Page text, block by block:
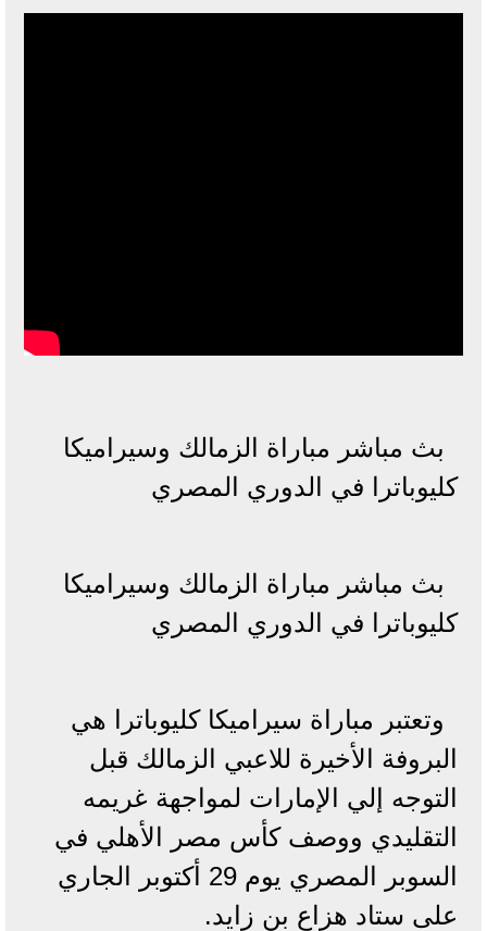
بث مباشر مباراة الزمالك وسيراميكا
كليوباترا في الدوري المصري
بث مباشر مباراة الزمالك وسيراميكا
كليوباترا في الدوري المصري
وتعتبر مباراة سيراميكا كليوباترا هي
البروفة الأخيرة للاعبي الزمالك قبل
التوجه إلي الإمارات لمواجهة غريمه
التقليدي ووصف كأس مصر الأهلي في
السوبر المصري يوم 29 أكتوبر الجاري
على ستاد هزاع بن زايد.